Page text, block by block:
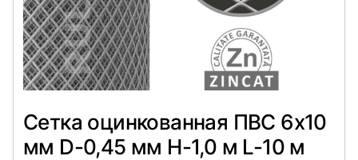
Сетка оцинкованная ПВС 6х10
мм D-0,45 мм H-1,0 м L-10 м